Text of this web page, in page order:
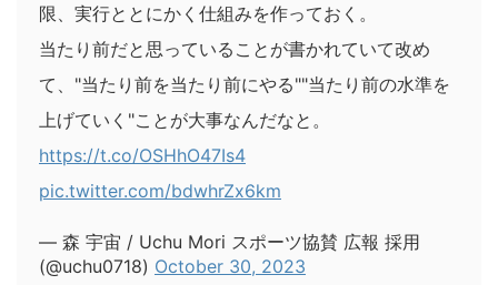
限、実行ととにかく仕組みを作っておく。
当たり前だと思っていることが書かれていて改め
て、"当たり前を当たり前にやる""当たり前の水準を
上げていく"ことが大事なんだなと。
https://t.co/OSHhO47Is4
pic.twitter.com/bdwhrZx6km
— 森 宇宙 / Uchu Mori スポーツ協賛 広報 採用
(@uchu0718) October 30, 2023